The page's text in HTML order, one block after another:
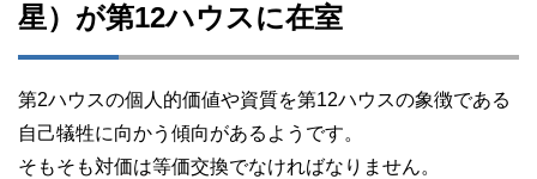
星）が第12ハウスに在室
第2ハウスの個人的価値や資質を第12ハウスの象徴である
自己犠牲に向かう傾向があるようです。
そもそも対価は等価交換でなければなりません。